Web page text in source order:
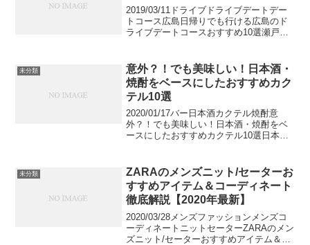
2019/03/11ドライブドライブデートデー
トコース広島日帰りでも行ける広島のド
ライブデートコースおすすめ10選瀬戸内
た風光明媚な名所が揃っており、しまな
み海道はドラ...
未分類
意外？！でも美味しい！日本酒・
焼酎をベースにしたおすすめカク
テル10選
2020/01/17バー日本酒カクテル焼酎意
外？！でも美味しい！日本酒・焼酎をベ
ースにしたおすすめカクテル10選日本酒
ます。ジュースやソーダで割った定番や
リキュールを使...
未分類
ZARAのメンズニット/セーターお
すすめアイテム＆コーディネート
徹底解説【2020年最新】
2020/03/28メンズファッションメンズコ
ーディネートニットセーターZARAのメン
ズニット/セーターおすすめアイテム＆コ